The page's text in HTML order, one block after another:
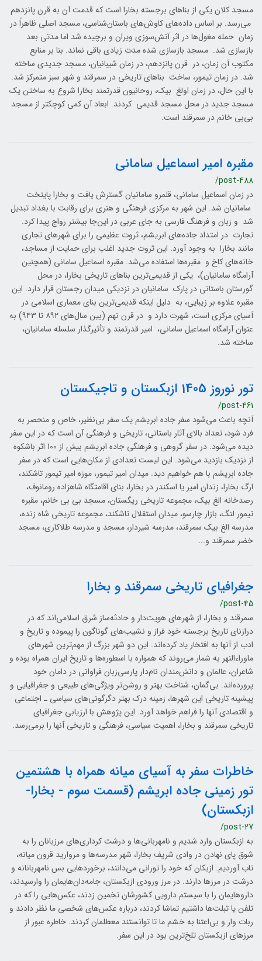
مسجد کلان یکی از بناهای برجسته بخارا است که قدمت آن به قرن پانزدهم
می‌رسد. بر اساس داده‌های کاوش‌های باستان‌شناسی، مسجد اصلی ظاهراً در
زمان حمله مغول‌ها در اثر آتش‌سوزی ویران و برچیده شد اما مدتی بعد
بازسازی شد. مسجد بازسازی شده مدت زیادی باقی نماند. بنا بر منابع
مکتوب آن زمان، در قرن پانزدهم، در زمان شیبانیان، مسجد جدیدی ساخته
شد. در زمان تیمور، ساخت بناهای تاریخی در سمرقند و شهر سبز متمرکز شد.
با این حال، در زمان اولغ بیک، روحانیون قدرتمند بخارا شروع به ساختن یک
مسجد جدید در محل مسجد قدیمی کردند. ابعاد آن کمی کوچکتر از مسجد
بی‌بی خانم در سمرقند است.
مقبره امیر اسماعیل سامانی
/post-488
در زمان اسماعیل سامانی، قلمرو سامانیان گسترش یافت و بخارا پایتخت
سامانیان شد. این شهر به مرکزی فرهنگی و هنری برای رقابت با بغداد تبدیل
شد و زبان و فرهنگ فارسی به جای عربی در این‌جا بیشتر رواج پیدا کرد.
تجارت در امتداد جاده‌های ابریشم، ثروت عظیمی را برای شهرهای تجاری
مانند بخارا به وجود آورد. این ثروت جدید اغلب برای حمایت از مساجد،
خانه‌های کاخ و مقبره‌ها استفاده می‌شد. مقبره اسماعیل سامانی (همچنین
آرامگاه سامانیان)، یکی از قدیمی‌ترین بناهای تاریخی بخارا، در محل
گورستان باستانی در پارک سامانیان در نزدیکی میدان رجستان قرار دارد. این
مقبره علاوه بر زیبایی، به دلیل اینکه قدیمی‌ترین بنای معماری اسلامی در
آسیای مرکزی است، شهرت دارد و در قرن نهم (بین سال‌های ۸۹۲ تا ۹۴۳) به
عنوان آرامگاه اسماعیل سامانی، امیر قدرتمند و تأثیرگذار سلسله سامانیان،
ساخته شد.
تور نوروز 1405 ازبکستان و تاجیکستان
/post-461
آنچه باعث می‌شود سفر جاده ابریشم یک سفر بی‌نظیر، خاص و منحصر به
فرد شود، تعداد بالای آثار باستانی، تاریخی و فرهنگی آن است که در این سفر
دیده می‌شود. در سفر گروهی و فرهنگی جاده ابریشم بیش از 100 اثر باشکوه
از نزدیک بازدید می‌شود. این لیست تعدادی از مکان‌هایی است که در سفر
جاده ابریشم با هم خواهیم دید. میدان امیر تیمور، موزه امیر تیمور تاشکند،
ارگ بخارا، زندان امیر یا اسکندر در بخارا، بنای اقامتگاه شاهزاده رومانوف،
رصدخانه الغ بیک، مجموعه تاریخی ریگستان، مسجد بی بی خانم، مقبره
تیمور لنگ، بازار چارسو، میدان استقلال تاشکند، مجموعه تاریخی شاه زنده،
مدرسه الغ بیک سمرقند، مدرسه شیردار، مسجد و مدرسه طلاکاری، مسجد
خضر سمرقند و...
جغرافیای تاریخی سمرقند و بخارا
/post-45
سمرقند و بخارا، از شهرهای هویت‌دار و حادثه‌ساز شرق اسلامی‌اند که در
درازنای تاریخ برجسته خود فراز و نشیب‏‌های گوناگون را پیموده و تاریخ و
ادب از آنها به افتخار یاد کرده‌اند. این دو شهر بزرگ از مهم‌ترین شهرهای
ماوراءالنهر به شمار می‌روند که همواره با اسطوره‌ها و تاریخ ایران همراه بوده و
شاعران، عالمان و دانش‌مندان نام‌دار پارسی‌زبان فراوانی در دامان خود
پرورده‏‌اند. بی‌گمان، شناخت بهتر و روشن‌تر ویژگی‌های طبیعی و جغرافیایی و
پیشینه تاریخی این شهرها، زمینه درک بهتر دگرگونی‌های سیاسی ـ اجتماعی
و اقتصادی آنها را فراهم خواهد آورد. این پژوهش با ارزیابی جغرافیای
تاریخی سمرقند و بخارا، اهمیت سیاسی، فرهنگی و تاریخی آنها را برمی‌رسد.
خاطرات سفر به آسیای میانه همراه با هشتمین
تور زمینی جاده ابریشم (قسمت سوم - بخارا-
ازبکستان)
/post-27
به ازبکستان وارد شدیم و نامهربانی‌ها و درشت کرداری‌های مرزبانان را به
شوق پای نهادن در وادی شریف بخارا، شهر مدرسه‌ها و مروارید قرون میانه،
تاب آوردیم. ازبکان که خود را تورانی می‌‎دانند، برخوردهایی بس نامهربانانه و
درشت در مرزها دارند. در مرز ورودی ازبکستان، جامه‌دان‌هایمان را وارسیدند،
داروهایمان را با سیستم دارویی کشورشان تخمین زدند، عکس‌هایی را که در
تلفن یا تبلت‌ها داشتیم تماشا کردند، درباره عکس‌های شخصی ما نظر دادند و
ربات وار و بی‌اعتنا به خشم ما تا توانستند معطلمان کردند. خاطره عبور از
مرزهای ازبکستان تلخ‌ترین بود در این سفر.